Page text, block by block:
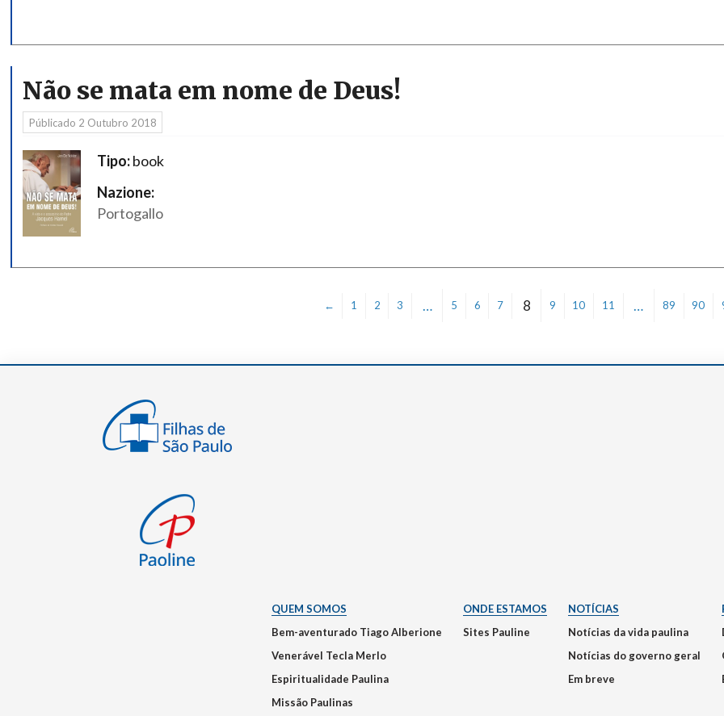
Não se mata em nome de Deus!
Públicado 2 Outubro 2018
Tipo:book
Nazione:
Portogallo
← 1 2 3 … 5 6 7 8 9 10 11 … 89 90
QUEM SOMOS
Bem-aventurado Tiago Alberione
Venerável Tecla Merlo
Espiritualidade Paulina
Missão Paulinas
ONDE ESTAMOS
Sites Pauline
NOTÍCIAS
Notícias da vida paulina
Notícias do governo geral
Em breve